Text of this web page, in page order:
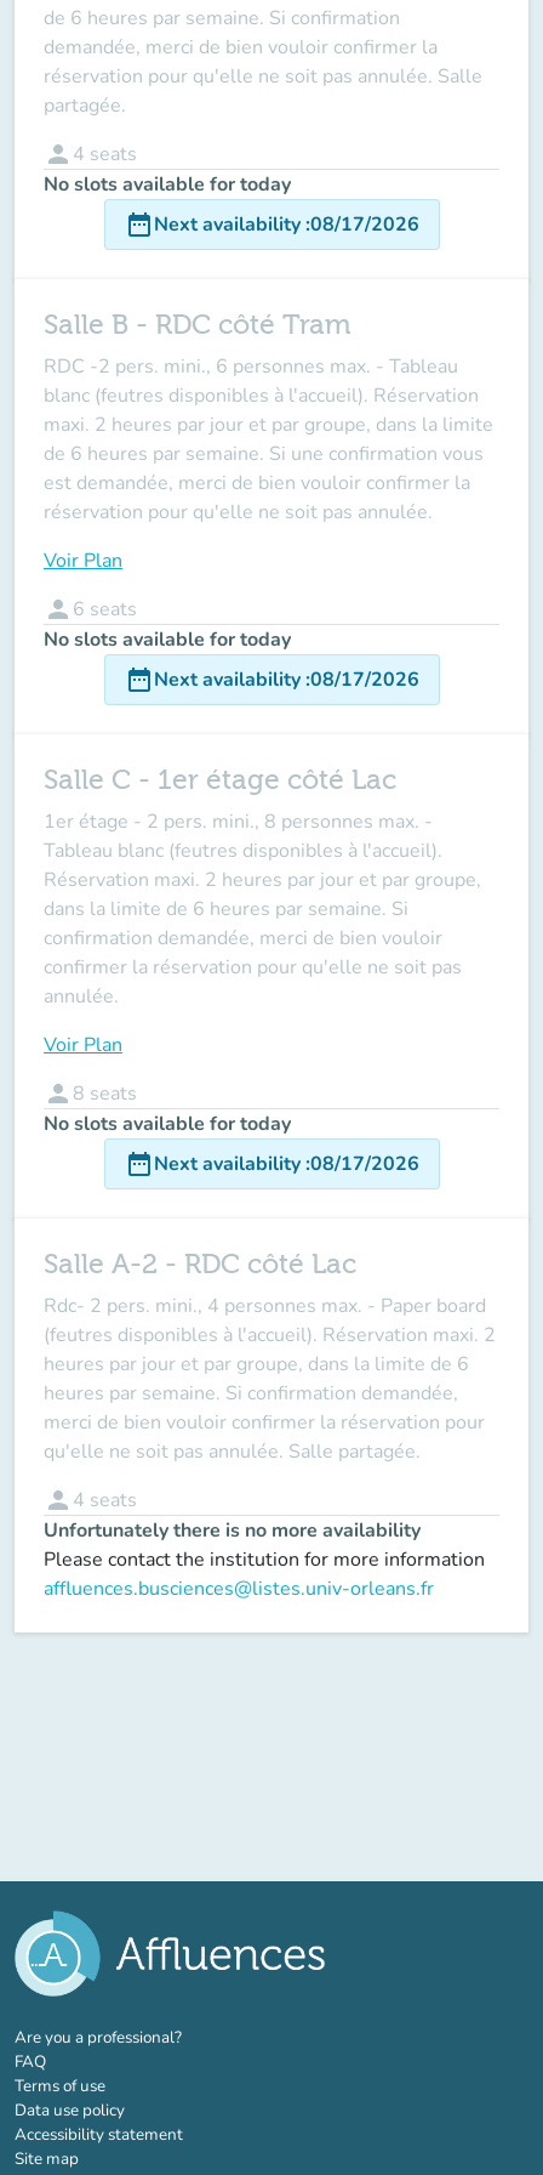
de 6 heures par semaine. Si confirmation
demandée, merci de bien vouloir confirmer la
réservation pour qu'elle ne soit pas annulée. Salle
partagée.
person 4 seats
No slots available for today
date_rangeNext availability:08/17/2026
Salle B - RDC côté Tram
RDC -2 pers. mini., 6 personnes max. - Tableau
blanc (feutres disponibles à l'accueil). Réservation
maxi. 2 heures par jour et par groupe, dans la limite
de 6 heures par semaine. Si une confirmation vous
est demandée, merci de bien vouloir confirmer la
réservation pour qu'elle ne soit pas annulée.
Voir Plan
person 6 seats
No slots available for today
date_rangeNext availability:08/17/2026
Salle C - 1er étage côté Lac
1er étage - 2 pers. mini., 8 personnes max. -
Tableau blanc (feutres disponibles à l'accueil).
Réservation maxi. 2 heures par jour et par groupe,
dans la limite de 6 heures par semaine. Si
confirmation demandée, merci de bien vouloir
confirmer la réservation pour qu'elle ne soit pas
annulée.
Voir Plan
person 8 seats
No slots available for today
date_rangeNext availability:08/17/2026
Salle A-2 - RDC côté Lac
Rdc- 2 pers. mini., 4 personnes max. - Paper board
(feutres disponibles à l'accueil). Réservation maxi. 2
heures par jour et par groupe, dans la limite de 6
heures par semaine. Si confirmation demandée,
merci de bien vouloir confirmer la réservation pour
qu'elle ne soit pas annulée. Salle partagée.
person 4 seats
Unfortunately there is no more availability
Please contact the institution for more information
affluences.busciences@listes.univ-orleans.fr
Are you a professional?(new tab)
FAQ
Terms of use
Data use policy
Accessibility statement
Site map